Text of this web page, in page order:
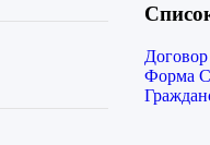
Форма